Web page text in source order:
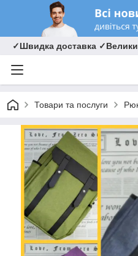
✓Швидка доставка
Товари та послуги